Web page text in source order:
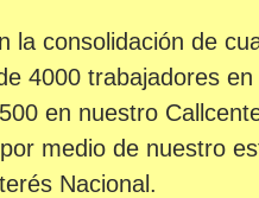
la consolidación de
4000 trabajadores
en nuestro
medio de nuestro
Nacional.